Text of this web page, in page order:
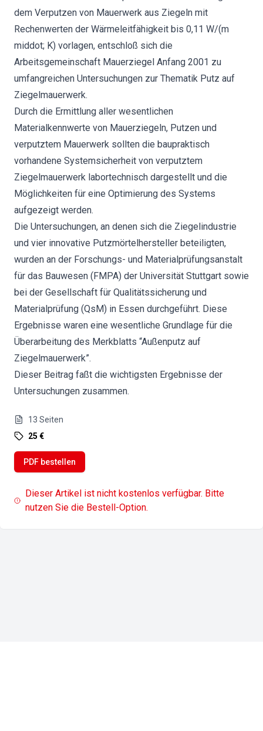
dem Verputzen von Mauerwerk aus Ziegeln mit
Rechenwerten der Wärmeleitfähigkeit bis 0,11 W/(m
middot; K) vorlagen, entschloß sich die
Arbeitsgemeinschaft Mauerziegel Anfang 2001 zu
umfangreichen Untersuchungen zur Thematik Putz auf
Ziegelmauerwerk.
Durch die Ermittlung aller wesentlichen
Materialkennwerte von Mauerziegeln, Putzen und
verputztem Mauerwerk sollten die baupraktisch
vorhandene Systemsicherheit von verputztem
Ziegelmauerwerk labortechnisch dargestellt und die
Möglichkeiten für eine Optimierung des Systems
aufgezeigt werden.
Die Untersuchungen, an denen sich die Ziegelindustrie
und vier innovative Putzmörtelhersteller beteiligten,
wurden an der Forschungs- und Materialprüfungsanstalt
für das Bauwesen (FMPA) der Universität Stuttgart sowie
bei der Gesellschaft für Qualitätssicherung und
Materialprüfung (QsM) in Essen durchgeführt. Diese
Ergebnisse waren eine wesentliche Grundlage für die
Überarbeitung des Merkblatts “Außenputz auf
Ziegelmauerwerk”.
Dieser Beitrag faßt die wichtigsten Ergebnisse der
Untersuchungen zusammen.
13 Seiten
25 €
PDF bestellen
Dieser Artikel ist nicht kostenlos verfügbar. Bitte
nutzen Sie die Bestell-Option.